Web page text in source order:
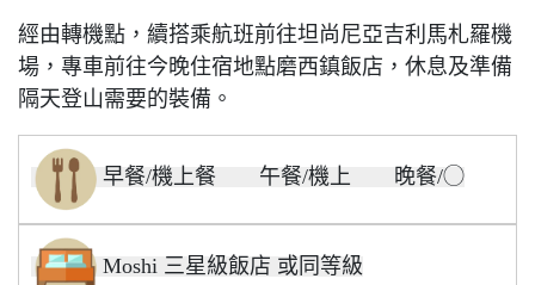
經由轉機點，續搭乘航班前往坦尚尼亞吉利馬札羅機
場，專車前往今晚住宿地點磨西鎮飯店，休息及準備
隔天登山需要的裝備。
早餐/機上餐 午餐/機上 晚餐/◯
Moshi 三星級飯店 或同等級